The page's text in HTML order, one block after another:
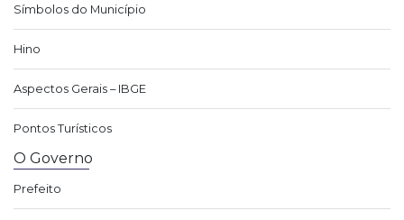
Símbolos do Município
Hino
Aspectos Gerais – IBGE
Pontos Turísticos
O Governo
Prefeito